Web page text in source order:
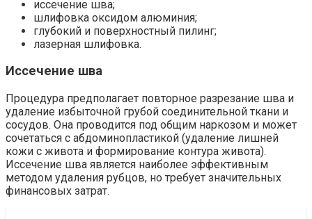
иссечение шва;
шлифовка оксидом алюминия;
глубокий и поверхностный пилинг;
лазерная шлифовка.
Иссечение шва
Процедура предполагает повторное разрезание шва и
удаление избыточной грубой соединительной ткани и
сосудов. Она проводится под общим наркозом и может
сочетаться с абдоминопластикой (удаление лишней
кожи с живота и формирование контура живота).
Иссечение шва является наиболее эффективным
методом удаления рубцов, но требует значительных
финансовых затрат.